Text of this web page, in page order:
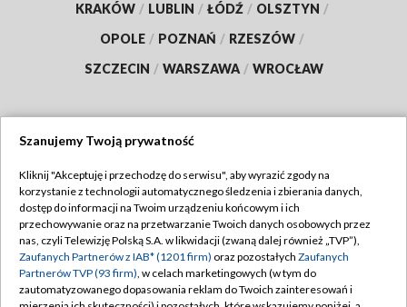
KRAKÓW / LUBLIN / ŁÓDŹ / OLSZTYN /
OPOLE / POZNAŃ / RZESZÓW /
SZCZECIN / WARSZAWA / WROCŁAW
TVP
Abonament TVP
Emisja w TVP
Centrum informacji TVP
Regulamin TVP
Polityka prywatności
Moje zgody
Szanujemy Twoją prywatność
Kliknij "Akceptuję i przechodzę do serwisu", aby wyrazić zgody na
korzystanie z technologii automatycznego śledzenia i zbierania danych,
dostęp do informacji na Twoim urządzeniu końcowym i ich
przechowywanie oraz na przetwarzanie Twoich danych osobowych przez
nas, czyli Telewizję Polską S.A. w likwidacji (zwaną dalej również „TVP”),
Zaufanych Partnerów z IAB* (1201 firm) oraz pozostałych Zaufanych
Partnerów TVP (93 firm), w celach marketingowych (w tym do
zautomatyzowanego dopasowania reklam do Twoich zainteresowań i